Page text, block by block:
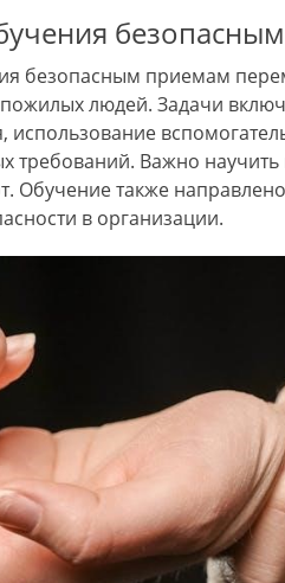
безопасным приемам
людей. Задачи
требований. Важно
Обучение также
в организации.